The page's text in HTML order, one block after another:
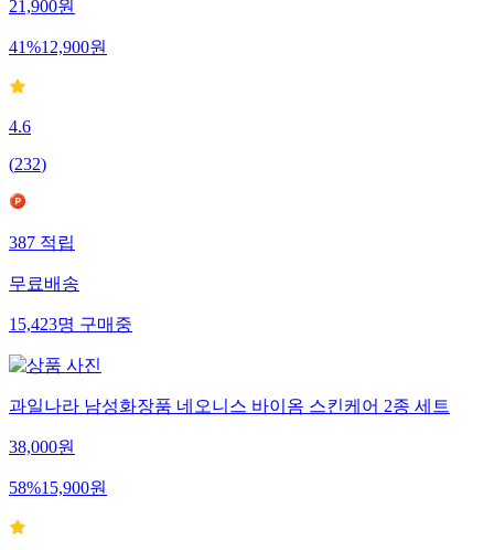
21,900원
41%12,900원
4.6
(232)
387적립
무료배송
15,423명구매중
과일나라 남성화장품 네오니스 바이옴 스킨케어 2종 세트
38,000원
58%15,900원